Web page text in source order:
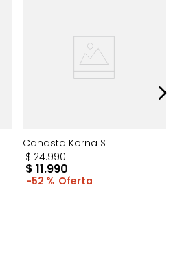
Canasta Korna S
$ 24.990
$ 11.990
52 %